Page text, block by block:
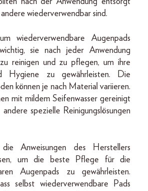
wiederverwendbar sind.
wiederverwendbare Augenpads
sie nach jeder Anwendung
reinigen und zu pflegen, um ihre
Hygiene zu gewährleisten. Die
können je nach Material variieren.
mit mildem Seifenwasser gereinigt
spezielle Reinigungslösungen
Anweisungen des Herstellers
um die beste Pflege für die
Augenpads zu gewährleisten.
selbst wiederverwendbare Pads